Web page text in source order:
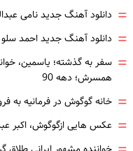
= دانلود آهنگ جدید نامی
= دانلود آهنگ جدید احمد
= سفر به گذشته؛ یاسمین،
همسرش؛ دهه 90
= خانه گوگوش در فرمانیه
= عکس هایی ازگوگوش، اکبر